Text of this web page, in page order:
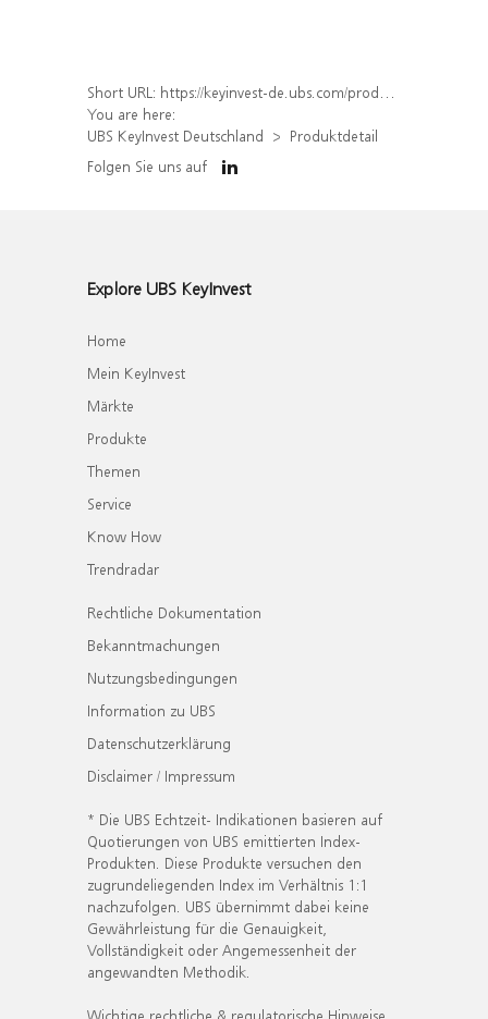
Short URL: https://keyinvest-de.ubs.com/produkt/detail/index/isin/DE000WA4VQ67
You are here:
UBS KeyInvest Deutschland
Produktdetail
Folgen Sie uns auf
Explore UBS KeyInvest
Home
Mein KeyInvest
Märkte
Produkte
Themen
Service
Know How
Trendradar
Rechtliche Dokumentation
Bekanntmachungen
Nutzungsbedingungen
Information zu UBS
Datenschutzerklärung
Disclaimer / Impressum
* Die UBS Echtzeit- Indikationen basieren auf
Quotierungen von UBS emittierten Index-
Produkten. Diese Produkte versuchen den
zugrundeliegenden Index im Verhältnis 1:1
nachzufolgen. UBS übernimmt dabei keine
Gewährleistung für die Genauigkeit,
Vollständigkeit oder Angemessenheit der
angewandten Methodik.